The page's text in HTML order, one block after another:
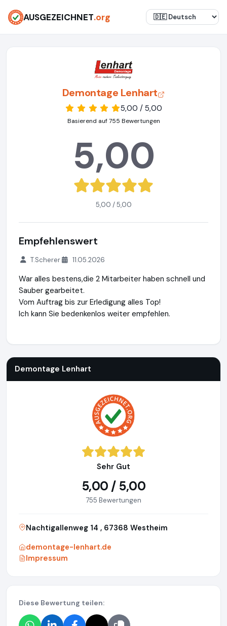
AUSGEZEICHNET.org
Demontage Lenhart
5,00 / 5,00
Basierend auf 755 Bewertungen
5,00
5,00 / 5,00
Empfehlenswert
T.Scherer 11.05.2026
War alles bestens,die 2 Mitarbeiter haben schnell und
Sauber gearbeitet.
Vom Auftrag bis zur Erledigung alles Top!
Ich kann Sie bedenkenlos weiter empfehlen.
Demontage Lenhart
Sehr Gut
5,00 / 5,00
755 Bewertungen
Nachtigallenweg 14 , 67368 Westheim
demontage-lenhart.de
Impressum
Diese Bewertung teilen: